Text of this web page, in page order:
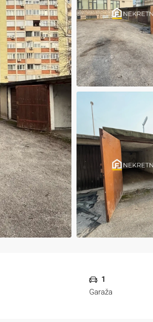
1
Garaža